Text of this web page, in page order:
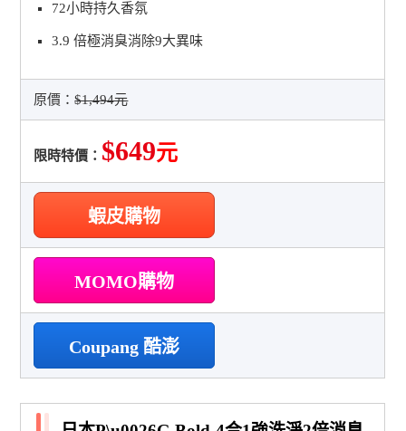
72小時持久香氛
3.9 倍極消臭消除9大異味
原價：$1,494元
限時特價： $649元
蝦皮購物
MOMO購物
Coupang 酷澎